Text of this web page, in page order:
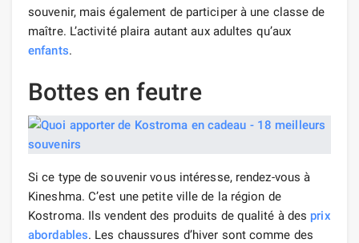
souvenir, mais également de participer à une classe de
maître. L’activité plaira autant aux adultes qu’aux
enfants.
Bottes en feutre
Si ce type de souvenir vous intéresse, rendez-vous à
Kineshma. C’est une petite ville de la région de
Kostroma. Ils vendent des produits de qualité à des prix
abordables. Les chaussures d’hiver sont comme des